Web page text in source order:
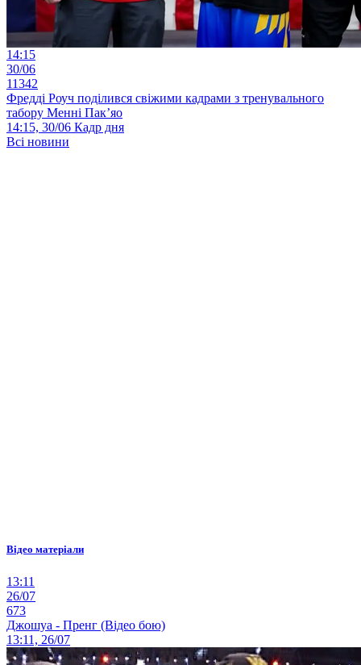
14:15
30/06
11342
Фредді Роуч поділився свіжими кадрами з тренувального
табору Менні Пак’яо
14:15, 30/06 Кадр дня
Всі новини
Відео матеріали
13:11
26/07
673
Джошуа - Пренг (Відео бою)
13:11, 26/07